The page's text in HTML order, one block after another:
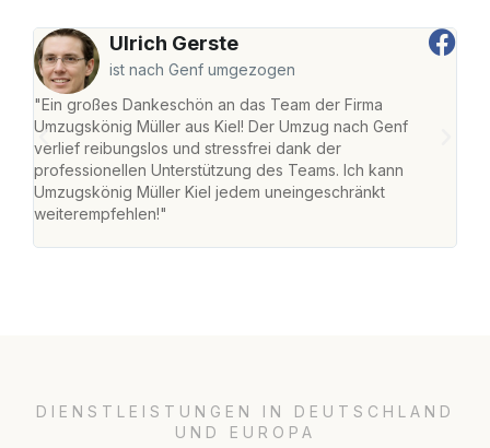
Ulrich Gerste
ist nach Genf umgezogen
"Ein großes Dankeschön an das Team der Firma
Umzugskönig Müller aus Kiel! Der Umzug nach Genf
verlief reibungslos und stressfrei dank der
professionellen Unterstützung des Teams. Ich kann
Umzugskönig Müller Kiel jedem uneingeschränkt
weiterempfehlen!"
DIENSTLEISTUNGEN IN DEUTSCHLAND
UND EUROPA